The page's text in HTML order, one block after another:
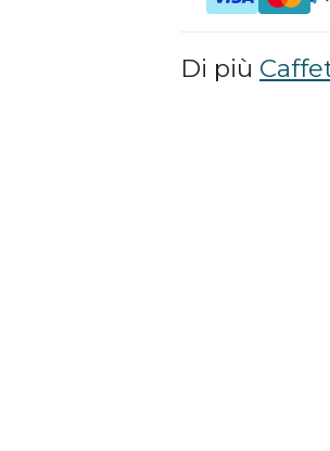
Di più